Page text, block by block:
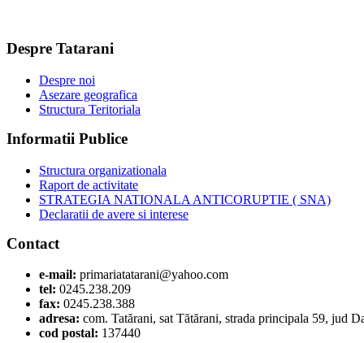
Despre Tatarani
Despre noi
Asezare geografica
Structura Teritoriala
Informatii Publice
Structura organizationala
Raport de activitate
STRATEGIA NATIONALA ANTICORUPTIE ( SNA)
Declaratii de avere si interese
Contact
e-mail: primariatatarani@yahoo.com
tel: 0245.238.209
fax: 0245.238.388
adresa: com. Tatărani, sat Tătărani, strada principala 59, jud
cod postal: 137440